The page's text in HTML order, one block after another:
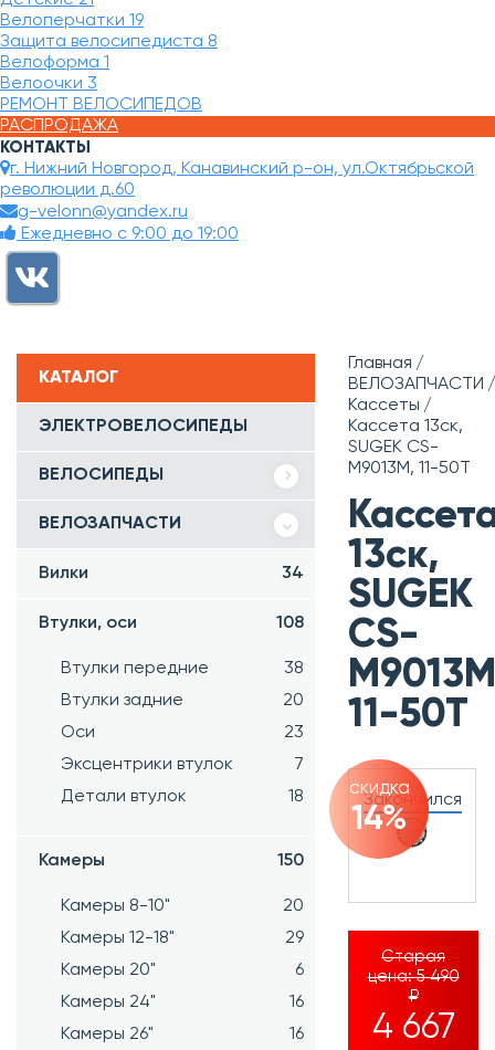
Велоперчатки 19
Защита велосипедиста 8
Велоформа 1
Велоочки 3
РЕМОНТ ВЕЛОСИПЕДОВ
РАСПРОДАЖА
КОНТАКТЫ
г. Нижний Новгород, Канавинский р-он, ул.Октябрьской
революции д.60
g-velonn@yandex.ru
Ежедневно с 9:00 до 19:00
КАТАЛОГ
ЭЛЕКТРОВЕЛОСИПЕДЫ
ВЕЛОСИПЕДЫ
ВЕЛОЗАПЧАСТИ
Вилки 34
Втулки, оси 108
Втулки передние
38
Втулки задние
20
Оси
23
Эксцентрики втулок
7
Детали втулок
18
Камеры 150
Камеры 8-10"
20
Камеры 12-18"
29
Камеры 20"
6
Камеры 24"
16
Камеры 26"
16
Главная
ВЕЛОЗАПЧАСТИ
Кассеты
Кассета 13ск,
SUGEK CS-
M9013M, 11-50T
13ск,
SUGEK
CS-
11-50T
Закончился
скидка
14%
Старая
цена:5 490
₽
4 667